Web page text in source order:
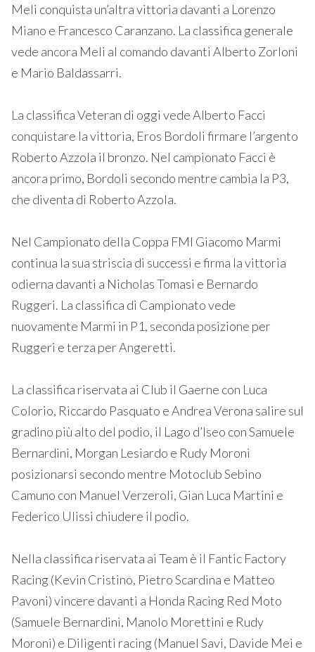
Meli conquista un’altra vittoria davanti a Lorenzo
Miano e Francesco Caranzano. La classifica generale
vede ancora Meli al comando davanti Alberto Zorloni
e Mario Baldassarri.
La classifica Veteran di oggi vede Alberto Facci
conquistare la vittoria, Eros Bordoli firmare l’argento
Roberto Azzola il bronzo. Nel campionato Facci è
ancora primo, Bordoli secondo mentre cambia la P3,
che diventa di Roberto Azzola.
Nel Campionato della Coppa FMI Giacomo Marmi
continua la sua striscia di successi e firma la vittoria
odierna davanti a Nicholas Tomasi e Bernardo
Ruggeri. La classifica di Campionato vede
nuovamente Marmi in P1, seconda posizione per
Ruggeri e terza per Angeretti.
La classifica riservata ai Club il Gaerne con Luca
Colorio, Riccardo Pasquato e Andrea Verona salire sul
gradino più alto del podio, il Lago d’Iseo con Samuele
Bernardini, Morgan Lesiardo e Rudy Moroni
posizionarsi secondo mentre Motoclub Sebino
Camuno con Manuel Verzeroli, Gian Luca Martini e
Federico Ulissi chiudere il podio.
Nella classifica riservata ai Team è il Fantic Factory
Racing (Kevin Cristino, Pietro Scardina e Matteo
Pavoni) vincere davanti a Honda Racing Red Moto
(Samuele Bernardini, Manolo Morettini e Rudy
Moroni) e Diligenti racing (Manuel Savi, Davide Mei e